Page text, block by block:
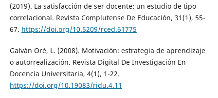
(2019). La satisfacción de ser docente: un estudio de tipo
correlacional. Revista Complutense De Educación, 31(1), 55-
67. https://doi.org/10.5209/rced.61775
Galván Oré, L. (2008). Motivación: estrategia de aprendizaje
o autorrealización. Revista Digital De Investigación En
Docencia Universitaria, 4(1), 1-22.
https://doi.org/10.19083/ridu.4.11